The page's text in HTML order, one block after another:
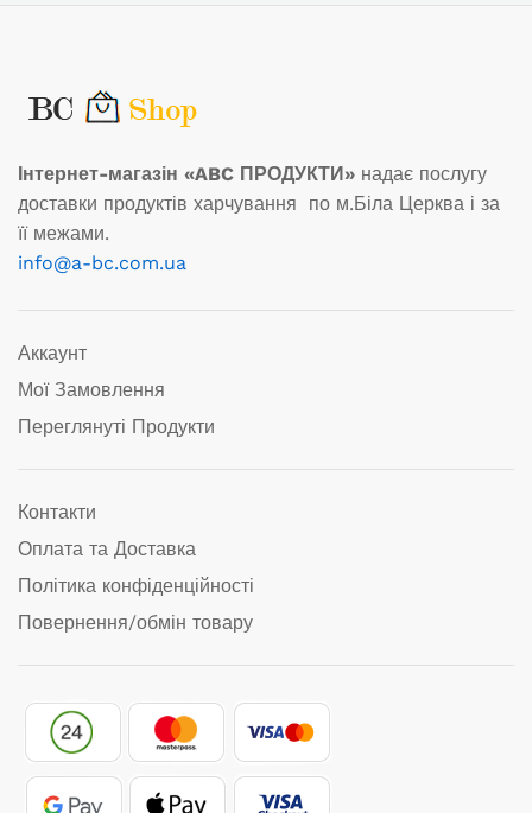
Інтернет-магазін «ABC ПРОДУКТИ» надає послугу
доставки продуктів харчування по м.Біла Церква і за
її межами.
info@a-bc.com.ua
Аккаунт
Мої Замовлення
Переглянуті Продукти
Контакти
Оплата та Доставка
Політика конфіденційності
Повернення/обмін товару